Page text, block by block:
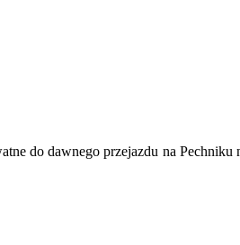
do dawnego przejazdu na Pechniku